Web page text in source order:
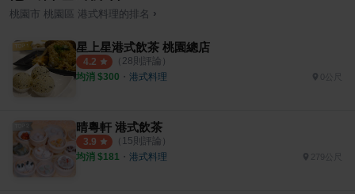
桃園市 桃園區 港式料理 的排名 ›
星上星港式飲茶 桃園總店
4.2 （ 28則評論）
均消 $300 ・ 港式料理
晴粵軒 港式飲茶
3.9 （ 15則評論）
均消 $181 ・ 港式料理